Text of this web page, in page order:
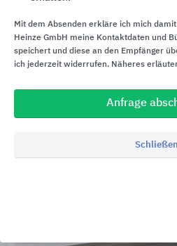
Mit dem Absenden erkläre ich mich
Heinze GmbH meine Kontaktdaten und
speichert und diese an den Empfänger
ich jederzeit widerrufen. Näheres
Anfrage
Schließen